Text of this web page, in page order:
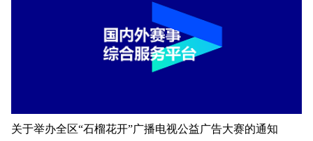
关于举办全区“石榴花开”广播电视公益广告大赛的通知